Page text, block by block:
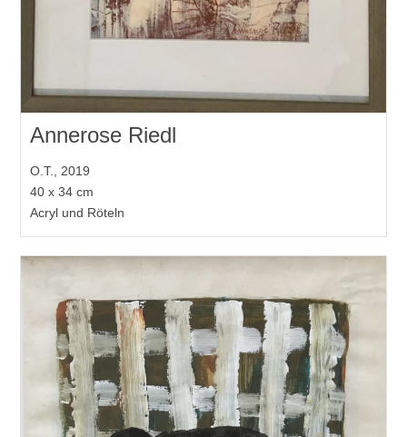
Annerose Riedl
O.T., 2019
40 x 34 cm
Acryl und Röteln